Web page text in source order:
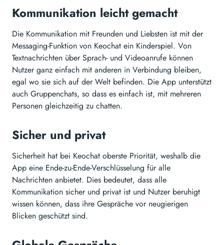
Kommunikation leicht gemacht
Die Kommunikation mit Freunden und Liebsten ist mit der
Messaging-Funktion von Keochat ein Kinderspiel. Von
Textnachrichten über Sprach- und Videoanrufe können
Nutzer ganz einfach mit anderen in Verbindung bleiben,
egal wo sie sich auf der Welt befinden. Die App unterstützt
auch Gruppenchats, so dass es einfach ist, mit mehreren
Personen gleichzeitig zu chatten.
Sicher und privat
Sicherheit hat bei Keochat oberste Priorität, weshalb die
App eine Ende-zu-Ende-Verschlüsselung für alle
Nachrichten anbietet. Dies bedeutet, dass alle
Kommunikation sicher und privat ist und Nutzer beruhigt
wissen können, dass ihre Gespräche vor neugierigen
Blicken geschützt sind.